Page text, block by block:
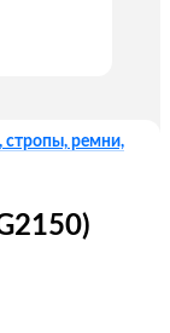
стропы, ремни,